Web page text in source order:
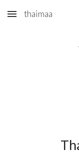
Skip to main content
thaimaa